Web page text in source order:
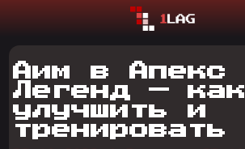
Аим в Апекс
Легенд — как
улучшить и
тренировать